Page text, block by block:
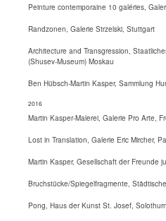
Peinture contemporaine 10 galéries,
Randzonen, Galerie Strzelski, Stuttgart
Architecture and Transgression,
(Shusev-Museum) Moskau
Ben Hübsch-Martin Kasper, Sammlung
2016
Martin Kasper-Malerei, Galerie Pro Arte,
Lost in Translation, Galerie Eric Mircher,
Martin Kasper, Gesellschaft der Freunde
Bruchstücke/Spiegelfragmente,
Pong, Haus der Kunst St. Josef, Solothurn